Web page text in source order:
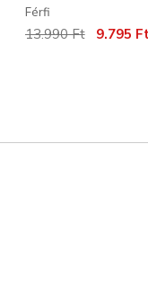
Férfi
Az ár a
13.990 Ftcímzett:
9.795